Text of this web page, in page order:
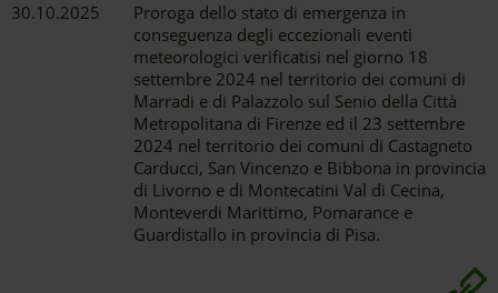
30.10.2025
Proroga dello stato di emergenza in
conseguenza degli eccezionali eventi
meteorologici verificatisi nel giorno 18
settembre 2024 nel territorio dei comuni di
Marradi e di Palazzolo sul Senio della Città
Metropolitana di Firenze ed il 23 settembre
2024 nel territorio dei comuni di Castagneto
Carducci, San Vincenzo e Bibbona in provincia
di Livorno e di Montecatini Val di Cecina,
Monteverdi Marittimo, Pomarance e
Guardistallo in provincia di Pisa.